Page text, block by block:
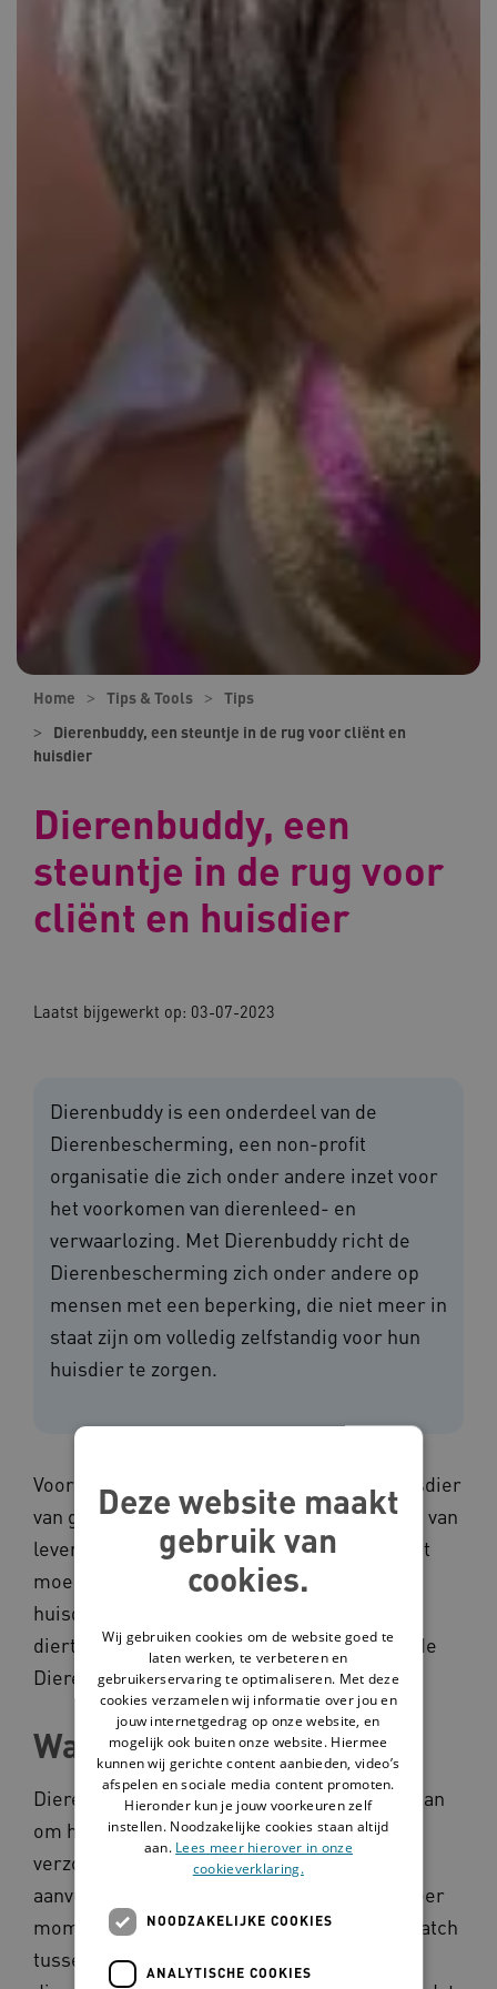
Home Tips & Tools
Tips
Dierenbuddy, een steuntje in de rug voor cliënt en
huisdier
Dierenbuddy, een
steuntje in de rug voor
cliënt en huisdier
Laatst bijgewerkt op: 03-07-2023
Dierenbuddy is een onderdeel van de
Dierenbescherming, een non-profit
organisatie die zich onder andere inzet voor
het voorkomen van dierenleed- en
verwaarlozing. Met Dierenbuddy richt de
Dierenbescherming zich onder andere op
mensen met een beperking, die niet meer in
staat zijn om volledig zelfstandig voor hun
huisdier te zorgen.
Voor mensen met een beperking is een huisdier
van groot belang voor hun geluk en kwaliteit van
leven. Beperkingen kunnen echter leiden tot
moeite met het verzorgen van hun geliefde
huisdier. Uithuisplaatsing is voor zowel het
diertje als het baasje erg verdrietig. Dit wil de
Dierenbescherming graag voorkomen.
Wat doet Dierenbuddy?
Dierenbuddy regelt dat vrijwilligers klaarstaan
om hulpbehoevenden te helpen met de
verzorging van hun huisdier. Denk aan
aanvullende structurele hulp voor één of meer
momenten per week. Het maken van een match
tussen een hulpvrager en aantal (vaste)
Deze website maakt
gebruik van
cookies.
Wij gebruiken cookies om de website goed te
laten werken, te verbeteren en
gebruikerservaring te optimaliseren. Met deze
cookies verzamelen wij informatie over jou en
jouw internetgedrag op onze website, en
mogelijk ook buiten onze website. Hiermee
kunnen wij gerichte content aanbieden, video’s
afspelen en sociale media content promoten.
Hieronder kun je jouw voorkeuren zelf
instellen. Noodzakelijke cookies staan altijd
aan. Lees meer hierover in onze
cookieverklaring.
NOODZAKELIJKE COOKIES
ANALYTISCHE COOKIES